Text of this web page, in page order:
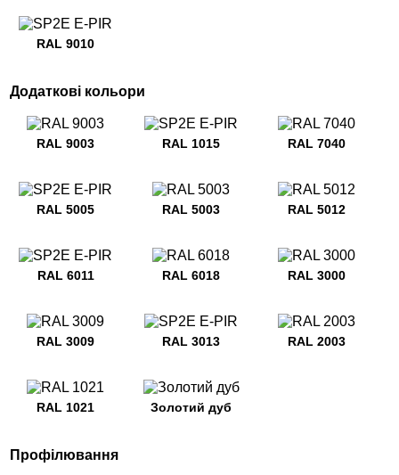
RAL 9010
Додаткові кольори
RAL 9003 RAL 1015 RAL 7040
RAL 5005 RAL 5003 RAL 5012
RAL 6011 RAL 6018 RAL 3000
RAL 3009 RAL 3013 RAL 2003
RAL 1021 Золотий дуб
Профілювання